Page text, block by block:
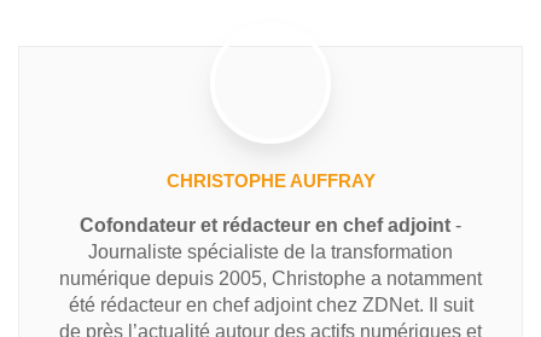
CHRISTOPHE AUFFRAY
Cofondateur et rédacteur en chef adjoint -
Journaliste spécialiste de la transformation
numérique depuis 2005, Christophe a notamment
été rédacteur en chef adjoint chez ZDNet. Il suit
de près l’actualité autour des actifs numériques et